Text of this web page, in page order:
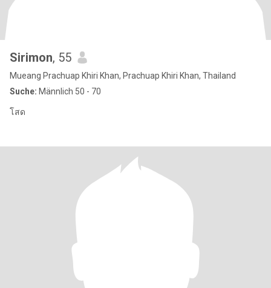
Sirimon, 55
Mueang Prachuap Khiri Khan, Prachuap Khiri Khan, Thailand
Suche: Männlich 50 - 70
โสด